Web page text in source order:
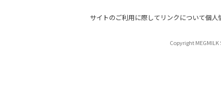
サイトのご利用に際して リンクについて個人
Copyright MEGMILK